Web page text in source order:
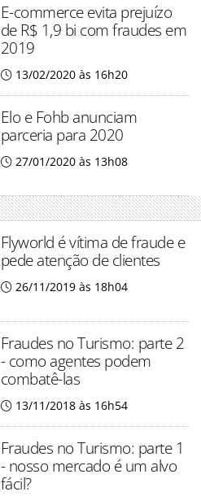
E-commerce evita prejuízo
de R$ 1,9 bi com fraudes em
2019
13/02/2020 às 16h20
Elo e Fohb anunciam
parceria para 2020
27/01/2020 às 13h08
Flyworld é vítima de fraude e
pede atenção de clientes
26/11/2019 às 18h04
Fraudes no Turismo: parte 2
- como agentes podem
combatê-las
13/11/2018 às 16h54
Fraudes no Turismo: parte 1
- nosso mercado é um alvo
fácil?